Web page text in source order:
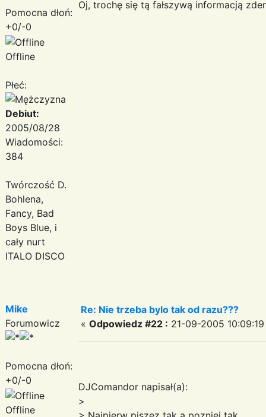
Pomocna dłoń:
+0/-0
Offline
Płeć:
Debiut:
2005/08/28
Wiadomości:
384
Twórczość D.
Bohlena,
Fancy, Bad
Boys Blue, i
cały nurt
ITALO DISCO
Oj, trochę się tą fałszywą informacją
Mike
Forumowicz
Pomocna dłoń:
+0/-0
Offline
Re: Nie trzeba bylo tak od razu???
« Odpowiedz #22 : 21-09-2005
DJComandor napisał(a):
>